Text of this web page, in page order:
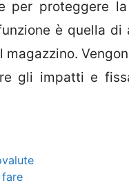
per proteggere
è quella
gli impatti e